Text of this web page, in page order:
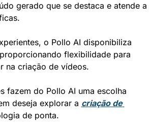
gerado que se destaca e atende a
o Pollo AI disponibiliza
flexibilidade para
na criação de vídeos.
fazem do Pollo AI uma escolha
deseja explorar a criação de
de ponta.